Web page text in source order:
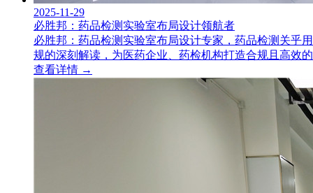
2025-11-29
必胜邦：药品检测实验室布局设计领航者
必胜邦：药品检测实验室布局设计专家，药品检测关乎
规的深刻解读，为医药企业、药检机构打造合规且高效
查看详情 →